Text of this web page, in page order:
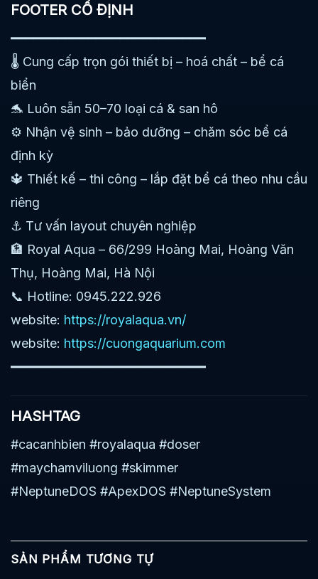
FOOTER CỐ ĐỊNH
━━━━━━━━━━━━━━━━━━━━━━━━━
🌡️ Cung cấp trọn gói thiết bị – hoá chất – bể cá
biển
🐬 Luôn sẵn 50–70 loại cá & san hô
⚙️ Nhận vệ sinh – bảo dưỡng – chăm sóc bể cá
định kỳ
🔱 Thiết kế – thi công – lắp đặt bể cá theo nhu cầu
riêng
⚓ Tư vấn layout chuyên nghiệp
🏦 Royal Aqua – 66/299 Hoàng Mai, Hoàng Văn
Thụ, Hoàng Mai, Hà Nội
📞 Hotline: 0945.222.926
website: https://royalaqua.vn/
website: https://cuongaquarium.com
━━━━━━━━━━━━━━━━━━━━━━━━━
HASHTAG
#cacanhbien #royalaqua #doser
#maychamviluong #skimmer
#NeptuneDOS #ApexDOS #NeptuneSystem
SẢN PHẨM TƯƠNG TỰ